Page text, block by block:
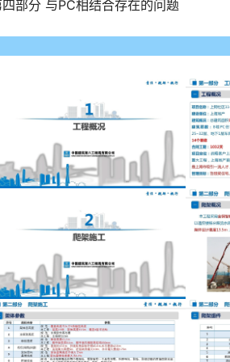
四部分 与PC相结合存在的问题